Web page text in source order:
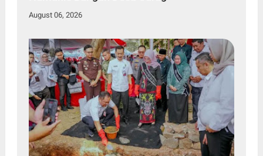
August 06, 2026